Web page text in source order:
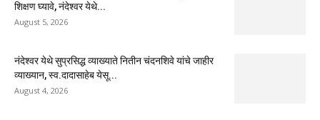
शिक्षण घ्यावे, नंदेश्वर येथे...
August 5, 2026
नंदेश्वर येथे सुप्रसिद्ध व्याख्याते नितीन चंदनशिवे यांचे जाहीर
व्याख्यान, स्व.दादासाहेब येसू...
August 4, 2026